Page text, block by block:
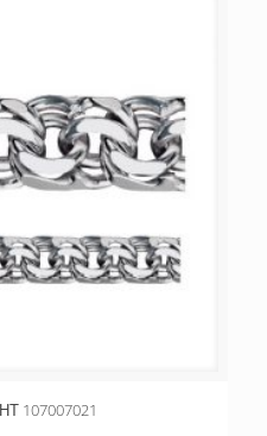
107007021